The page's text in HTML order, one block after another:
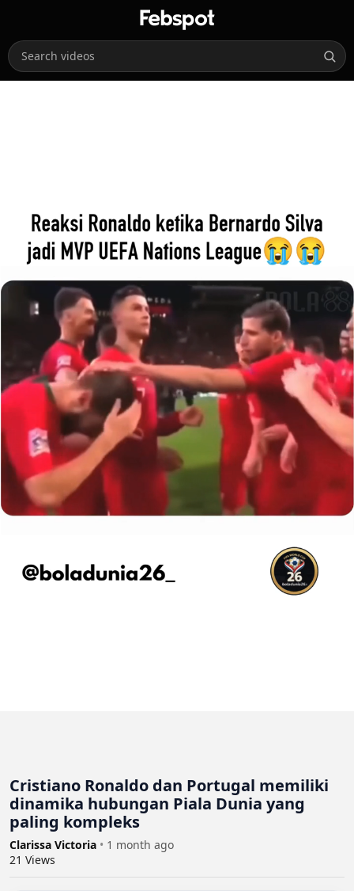
Cristiano Ronaldo dan Portugal memiliki
dinamika hubungan Piala Dunia yang
paling kompleks
Clarissa Victoria • 1 month ago
21 Views